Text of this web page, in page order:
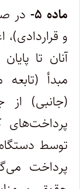
ماده ۵-
در
و
مبدأ
(جانبی) از
پرداخت‌های
توسط
پرداخت